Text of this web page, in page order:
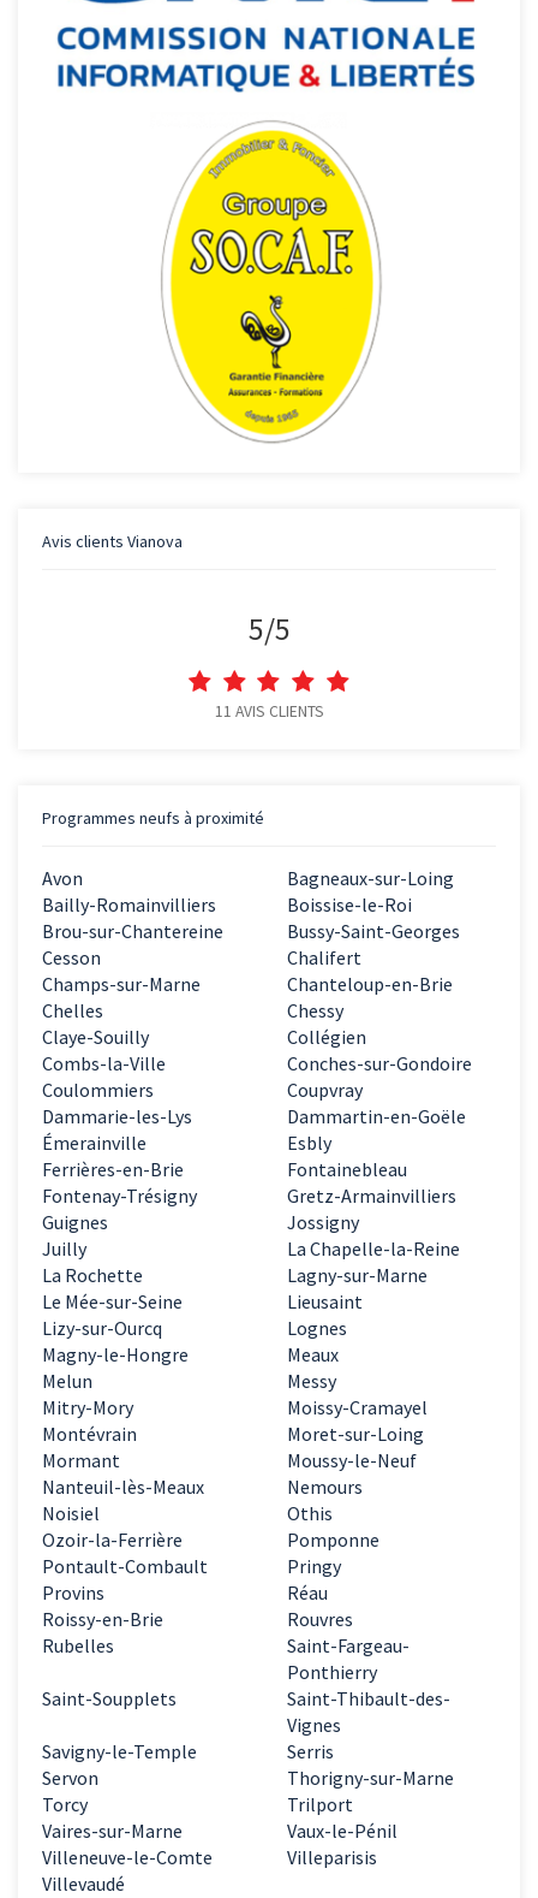
Avis clients Vianova
5/5
11 AVIS CLIENTS
Programmes neufs à proximité
Avon
Bagneaux-sur-Loing
Bailly-Romainvilliers
Boissise-le-Roi
Brou-sur-Chantereine
Bussy-Saint-Georges
Cesson
Chalifert
Champs-sur-Marne
Chanteloup-en-Brie
Chelles
Chessy
Claye-Souilly
Collégien
Combs-la-Ville
Conches-sur-Gondoire
Coulommiers
Coupvray
Dammarie-les-Lys
Dammartin-en-Goële
Émerainville
Esbly
Ferrières-en-Brie
Fontainebleau
Fontenay-Trésigny
Gretz-Armainvilliers
Guignes
Jossigny
Juilly
La Chapelle-la-Reine
La Rochette
Lagny-sur-Marne
Le Mée-sur-Seine
Lieusaint
Lizy-sur-Ourcq
Lognes
Magny-le-Hongre
Meaux
Melun
Messy
Mitry-Mory
Moissy-Cramayel
Montévrain
Moret-sur-Loing
Mormant
Moussy-le-Neuf
Nanteuil-lès-Meaux
Nemours
Noisiel
Othis
Ozoir-la-Ferrière
Pomponne
Pontault-Combault
Pringy
Provins
Réau
Roissy-en-Brie
Rouvres
Rubelles
Saint-Fargeau-
Ponthierry
Saint-Soupplets
Saint-Thibault-des-
Vignes
Savigny-le-Temple
Serris
Servon
Thorigny-sur-Marne
Torcy
Trilport
Vaires-sur-Marne
Vaux-le-Pénil
Villeneuve-le-Comte
Villeparisis
Villevaudé